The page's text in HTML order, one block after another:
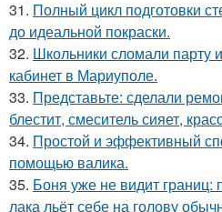
31. Полный цикл подготовки
до идеальной покраски.
32. Школьники сломали парту
кабинет в Мариуполе.
33. Представьте: сделали
блестит, смеситель сияет,
34. Простой и эффективный
помощью валика.
35. Боня уже не видит границ:
лака льёт себе на голову